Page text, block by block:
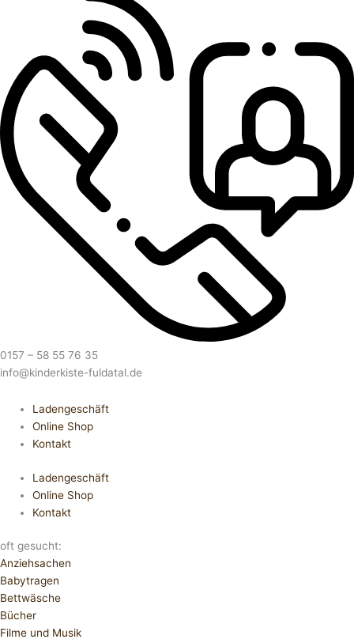
0157 – 58 55 76 35
info@kinderkiste-fuldatal.de
Ladengeschäft
Online Shop
Kontakt
Ladengeschäft
Online Shop
Kontakt
oft gesucht:
Anziehsachen
Babytragen
Bettwäsche
Bücher
Filme und Musik